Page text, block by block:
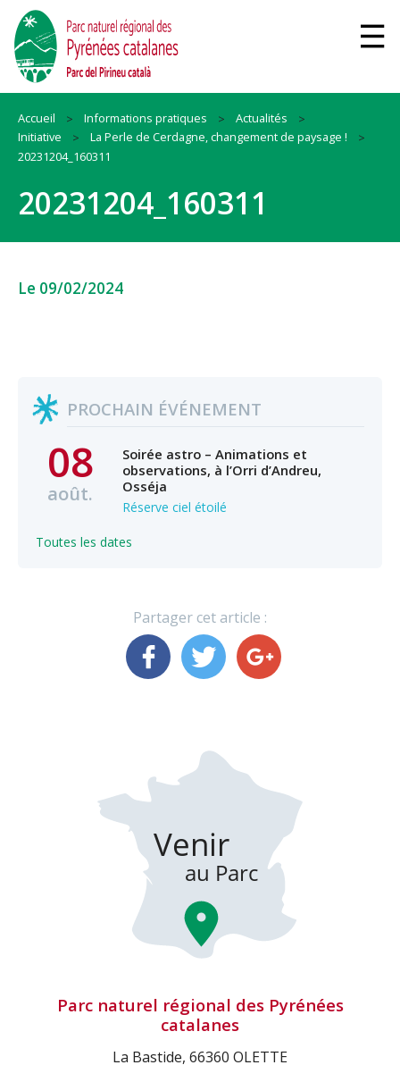
Accueil Informations pratiques
Actualités
Initiative
La Perle de Cerdagne, changement de paysage !
20231204_160311
20231204_160311
Le 09/02/2024
PROCHAIN ÉVÉNEMENT
08
août.
Soirée astro – Animations et
observations, à l’Orri d’Andreu,
Osséja
Réserve ciel étoilé
Toutes les dates
Partager cet article :
Parc naturel régional des Pyrénées
catalanes
La Bastide, 66360 OLETTE